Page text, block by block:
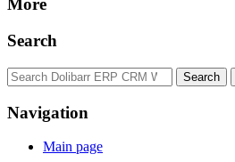
More
Search
Navigation
Main page